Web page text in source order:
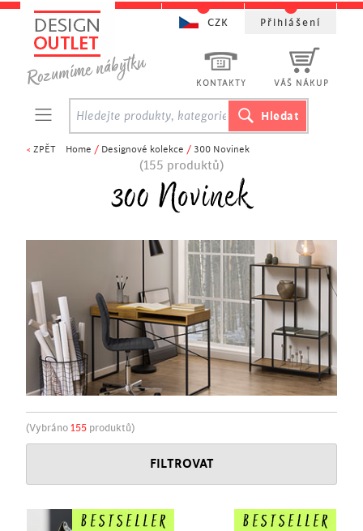
< ZPĚT Home / Designové kolekce / 300 Novinek
(155 produktů)
300 Novinek
(Vybráno 155 produktů)
FILTROVAT
KONTAKTY VÁŠ NÁKUP
CZK Přihlášení